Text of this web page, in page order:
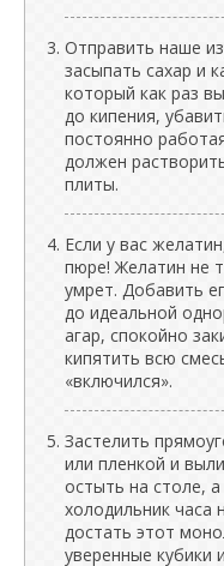
Отправить наше
засыпать сахар и
который как раз
до кипения,
постоянно
должен
плиты.
Если у вас
пюре! Желатин не
умрет. Добавить
до идеальной
агар, спокойно
кипятить всю
«включился».
Застелить
или пленкой и
остыть на столе,
холодильник часа
достать этот
уверенные кубики